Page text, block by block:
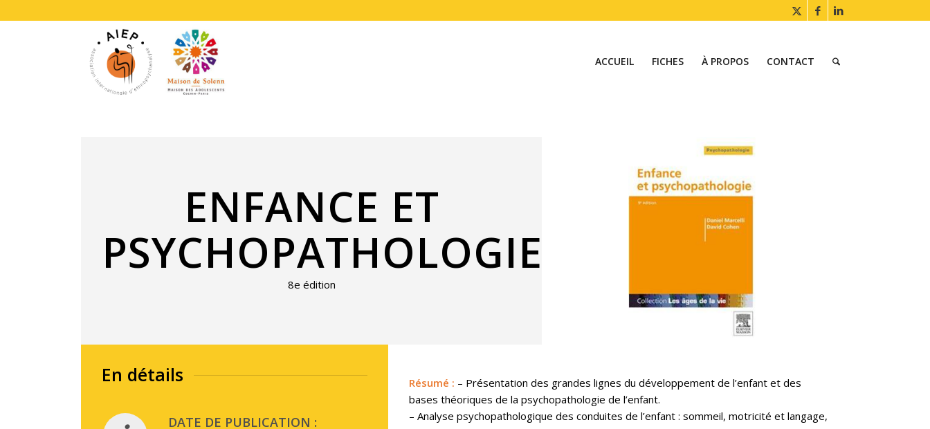
ACCUEIL FICHES À PROPOS CONTACT
ENFANCE ET
PSYCHOPATHOLOGIE
8e édition
En détails
DATE DE PUBLICATION :
Résumé : – Présentation des grandes lignes du développement de l’enfant et des
bases théoriques de la psychopathologie de l’enfant.
– Analyse psychopathologique des conduites de l’enfant : sommeil, motricité et langage,